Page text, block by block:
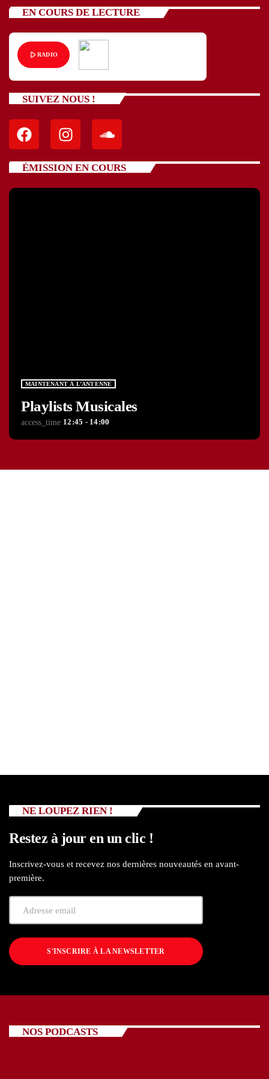
EN COURS DE LECTURE
play_arrowRADIO
SUIVEZ NOUS !
ÉMISSION EN COURS
MAINTENANT À L’ANTENNE
Playlists Musicales
access_time 12:45 - 14:00
NE LOUPEZ RIEN !
Restez à jour en un clic !
Inscrivez-vous et recevez nos dernières nouveautés en avant-
première.
S'INSCRIRE À LA NEWSLETTER
NOS PODCASTS